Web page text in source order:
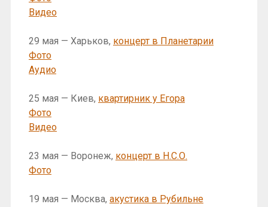
Видео
29 мая — Харьков, концерт в Планетарии
Фото
Аудио
25 мая — Киев, квартирник у Егора
Фото
Видео
23 мая — Воронеж, концерт в Н.С.О.
Фото
19 мая — Москва, акустика в Рубильне